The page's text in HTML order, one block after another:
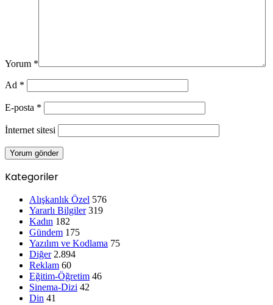
Yorum *
Ad *
E-posta *
İnternet sitesi
Kategoriler
Alışkanlık Özel 576
Yararlı Bilgiler 319
Kadın 182
Gündem 175
Yazılım ve Kodlama 75
Diğer 2.894
Reklam 60
Eğitim-Öğretim 46
Sinema-Dizi 42
Din 41